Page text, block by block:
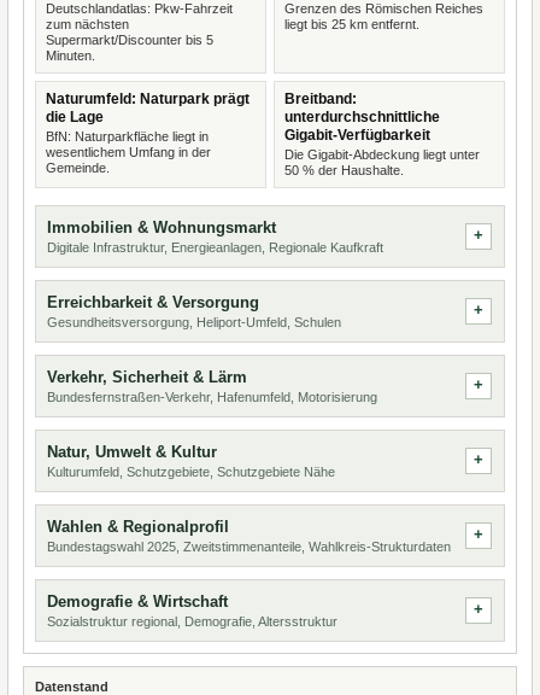
Deutschlandatlas: Pkw-Fahrzeit
zum nächsten
Supermarkt/Discounter bis 5
Minuten.
Grenzen des Römischen Reiches
liegt bis 25 km entfernt.
Naturumfeld: Naturpark prägt
die Lage
BfN: Naturparkfläche liegt in
wesentlichem Umfang in der
Gemeinde.
Breitband:
unterdurchschnittliche
Gigabit-Verfügbarkeit
Die Gigabit-Abdeckung liegt unter
50 % der Haushalte.
Immobilien & Wohnungsmarkt
Digitale Infrastruktur, Energieanlagen, Regionale Kaufkraft
Erreichbarkeit & Versorgung
Gesundheitsversorgung, Heliport-Umfeld, Schulen
Verkehr, Sicherheit & Lärm
Bundesfernstraßen-Verkehr, Hafenumfeld, Motorisierung
Natur, Umwelt & Kultur
Kulturumfeld, Schutzgebiete, Schutzgebiete Nähe
Wahlen & Regionalprofil
Bundestagswahl 2025, Zweitstimmenanteile, Wahlkreis-Strukturdaten
Demografie & Wirtschaft
Sozialstruktur regional, Demografie, Altersstruktur
Datenstand